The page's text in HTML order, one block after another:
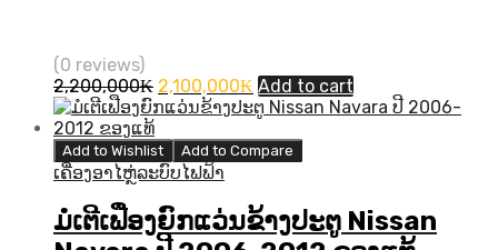
(0 reviews)
2,200,000₭ Original
price
2,200,000₭.
2,100,000₭ Current
price
2,100,000₭.
Add to cart
Add to Wishlist Add to Compare
ເຄື່ອງອາໄຫຼ່ລະບົບໄຟຟ້າ
ມໍເຕີເຟືອງຍົກແວ່ນຂ້າງປະຕູ Nissan